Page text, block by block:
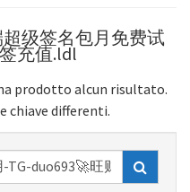
超级签名包月免费试
充值.ldl
prodotto alcun risultato.
chiave differenti.